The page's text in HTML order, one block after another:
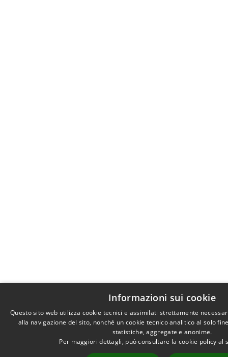
Informazioni sui cookie
Questo sito web utilizza cookie tecnici e assimilati strettamente
alla navigazione del sito, nonché un cookie tecnico analitico al solo
statistiche, aggregate e anonime.
Per maggiori dettagli, può consultare la cookie policy al